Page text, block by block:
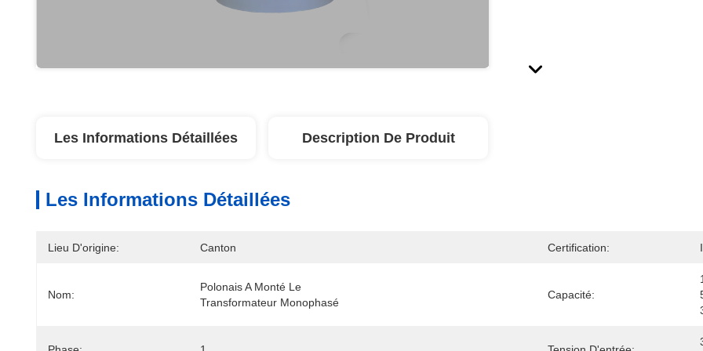
Les Informations Détaillées Description De Produit
Les Informations Détaillées
Lieu D'origine: Canton Certification:
Nom:
Polonais A Monté Le
Transformateur Monophasé
Capacité: